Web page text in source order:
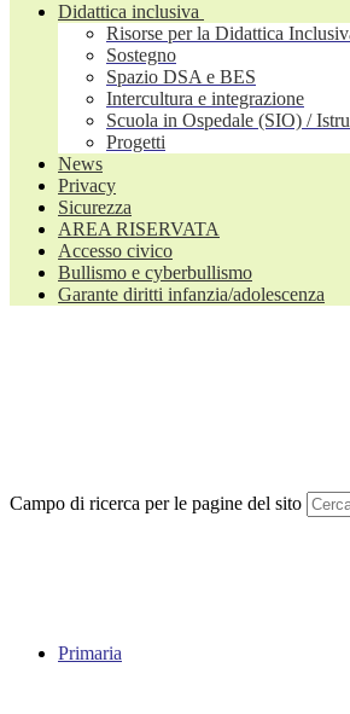
Didattica inclusiva
Risorse per la Didattica
Sostegno
Spazio DSA e BES
Intercultura e integrazione
Scuola in Ospedale (SIO) /
Progetti
News
Privacy
Sicurezza
AREA RISERVATA
Accesso civico
Bullismo e cyberbullismo
Garante diritti infanzia/adolescenza
Campo di ricerca per le pagine del sito
Primaria